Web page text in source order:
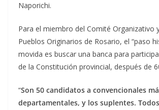
Naporichi.
Para el miembro del Comité Organizativo
Pueblos Originarios de Rosario, el “paso
movida es buscar una banca para
de la Constitución provincial, después de
“Son 50 candidatos a convencionales
departamentales, y los suplentes.